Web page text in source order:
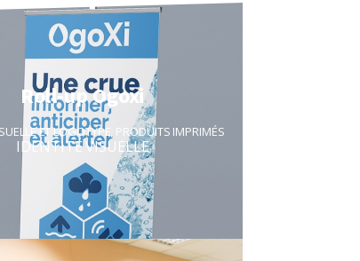
Roll-up Ogoxi
ET LOGOTYPE PRODUITS IMPRIMÉS
IDENTITÉ VISUELLE